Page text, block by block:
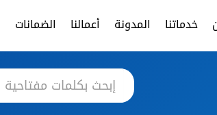
خدماتنا المدونة أعمالنا الضمانات